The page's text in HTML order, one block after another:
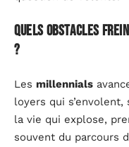
Quels obstacles
?
Les millennials
loyers qui
la vie qui explose,
souvent du parcours